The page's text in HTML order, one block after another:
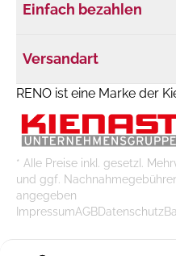
Einfach bezahlen
Versandart
RENO ist eine Marke der
* Alle Preise inkl. gesetzl.
und ggf.
angegeben
ImpressumAGBDatenschutz